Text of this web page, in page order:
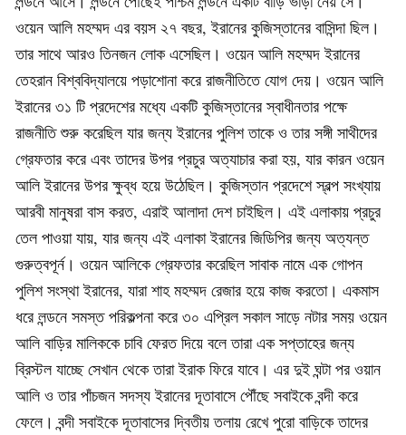
ওয়েন আলি মহম্মদ এর বয়স ২৭ বছর, ইরানের কুজিস্তানের বাসিন্দা ছিল।
তার সাথে আরও তিনজন লোক এসেছিল। ওয়েন আলি মহম্মদ ইরানের
তেহরান বিশ্ববিদ্যালয়ে পড়াশোনা করে রাজনীতিতে যোগ দেয়। ওয়েন আলি
ইরানের ৩১ টি প্রদেশের মধ্যে একটি কুজিস্তানের স্বাধীনতার পক্ষে
রাজনীতি শুরু করেছিল যার জন্য ইরানের পুলিশ তাকে ও তার সঙ্গী সাথীদের
গ্রেফতার করে এবং তাদের উপর প্রচুর অত্যাচার করা হয়, যার কারন ওয়েন
আলি ইরানের উপর ক্ষুব্ধ হয়ে উঠেছিল। কুজিস্তান প্রদেশে স্বল্প সংখ্যায়
আরবী মানুষরা বাস করত, এরাই আলাদা দেশ চাইছিল। এই এলাকায় প্রচুর
তেল পাওয়া যায়, যার জন্য এই এলাকা ইরানের জিডিপির জন্য অত্যন্ত
গুরুত্বপূর্ন। ওয়েন আলিকে গ্রেফতার করেছিল সাবাক নামে এক গোপন
পুলিশ সংস্থা ইরানের, যারা শাহ মহম্মদ রেজার হয়ে কাজ করতো। একমাস
ধরে লন্ডনে সমস্ত পরিকল্পনা করে ৩০ এপ্রিল সকাল সাড়ে নটার সময় ওয়েন
আলি বাড়ির মালিককে চাবি ফেরত দিয়ে বলে তারা এক সপ্তাহের জন্য
ব্রিস্টল যাচ্ছে সেখান থেকে তারা ইরাক ফিরে যাবে। এর দুই ঘন্টা পর ওয়ান
আলি ও তার পাঁচজন সদস্য ইরানের দূতাবাসে পৌঁছে সবাইকে বন্দী করে
ফেলে। বন্দী সবাইকে দূতাবাসের দ্বিতীয় তলায় রেখে পুরো বাড়িকে তাদের